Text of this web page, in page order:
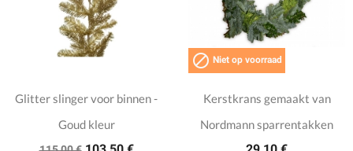
Glitter slinger voor binnen -
Goud kleur
 Niet op voorraad
Kerstkrans gemaakt van
Nordmann sparrentakken